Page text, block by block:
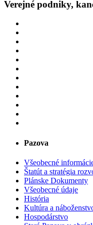
Verejné podniky,
Pazova
Všeobecné
Štatút a stratégia
Plánske Dokumenty
Všeobecné údaje
História
Kultúra a
Hospodárstvo